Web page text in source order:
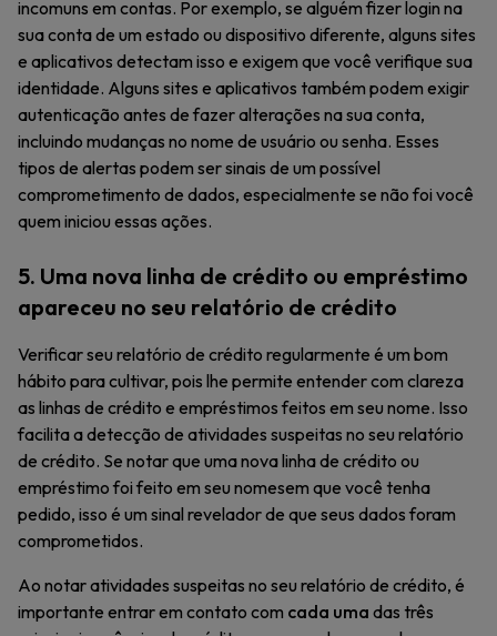
incomuns em contas. Por exemplo, se alguém fizer login na
sua conta de um estado ou dispositivo diferente, alguns sites
e aplicativos detectam isso e exigem que você verifique sua
identidade. Alguns sites e aplicativos também podem exigir
autenticação antes de fazer alterações na sua conta,
incluindo mudanças no nome de usuário ou senha. Esses
tipos de alertas podem ser sinais de um possível
comprometimento de dados, especialmente se não foi você
quem iniciou essas ações.
5. Uma nova linha de crédito ou empréstimo
apareceu no seu relatório de crédito
Verificar seu relatório de crédito regularmente é um bom
hábito para cultivar, pois lhe permite entender com clareza
as linhas de crédito e empréstimos feitos em seu nome. Isso
facilita a detecção de atividades suspeitas no seu relatório
de crédito. Se notar que uma nova linha de crédito ou
empréstimo foi feito em seu nomesem que você tenha
pedido, isso é um sinal revelador de que seus dados foram
comprometidos.
Ao notar atividades suspeitas no seu relatório de crédito, é
importante entrar em contato com cada uma das três